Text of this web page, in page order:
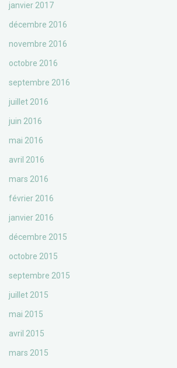
janvier 2017
décembre 2016
novembre 2016
octobre 2016
septembre 2016
juillet 2016
juin 2016
mai 2016
avril 2016
mars 2016
février 2016
janvier 2016
décembre 2015
octobre 2015
septembre 2015
juillet 2015
mai 2015
avril 2015
mars 2015